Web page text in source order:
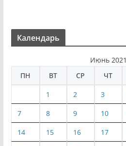
Календарь
Июнь 2021
ПН
ВТ СР ЧТ
1 2 3
7 8 9 10
14 15 16 17